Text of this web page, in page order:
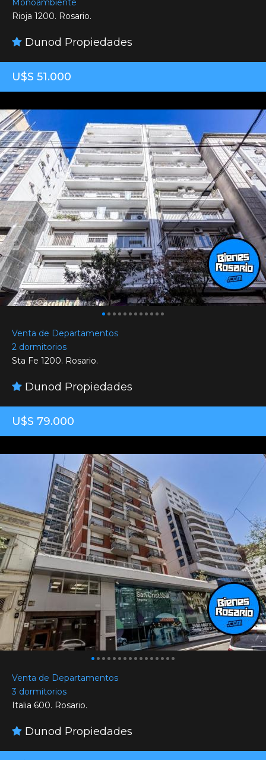
Monoambiente
Rioja 1200. Rosario.
Dunod Propiedades
U$S 51.000
Venta de Departamentos
2 dormitorios
Sta Fe 1200. Rosario.
Dunod Propiedades
U$S 79.000
Venta de Departamentos
3 dormitorios
Italia 600. Rosario.
Dunod Propiedades